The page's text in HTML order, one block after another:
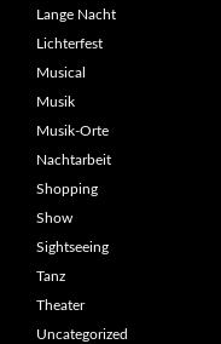
Lange Nacht
Lichterfest
Musical
Musik
Musik-Orte
Nachtarbeit
Shopping
Show
Sightseeing
Tanz
Theater
Uncategorized